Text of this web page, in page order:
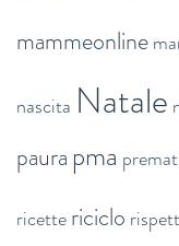
mammeonline
nascita Natale
paura pma
ricettericiclo